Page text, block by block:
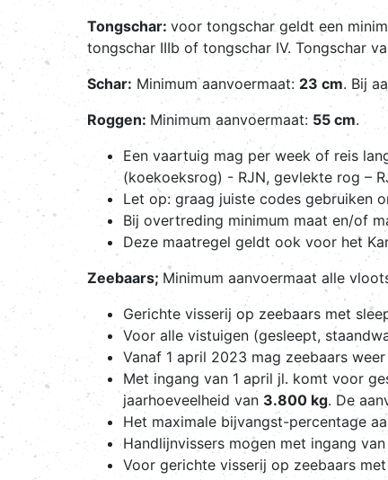
Tongschar: voor tongschar geldt een
tongschar IIIb of tongschar IV. Tongschar
Schar: Minimum aanvoermaat: 23 cm. Bij
Roggen: Minimum aanvoermaat: 55 cm.
Een vaartuig mag per week of reis
(koekoeksrog) - RJN, gevlekte rog –
Let op: graag juiste codes gebruiken
Bij overtreding minimum maat en/of
Deze maatregel geldt ook voor het
Zeebaars;Minimum aanvoermaat alle
Gerichte visserij op zeebaars met
Voor alle vistuigen (gesleept,
Vanaf 1 april 2023 mag zeebaars
Met ingang van 1 april jl. komt voor
jaarhoeveelheid van 3.800 kg. De
Het maximale bijvangst-percentage
Handlijnvissers mogen met ingang
Voor gerichte visserij op zeebaars